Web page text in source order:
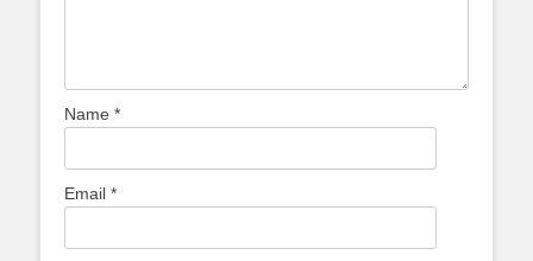
Name *
Email *